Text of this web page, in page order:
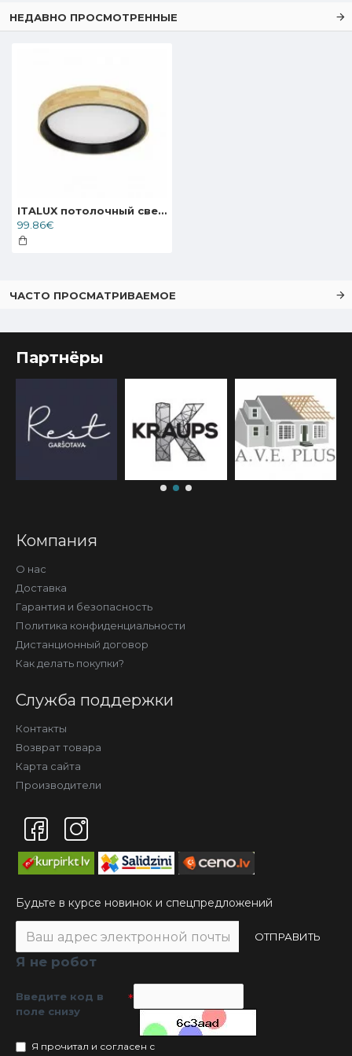
НЕДАВНО ПРОСМОТРЕННЫЕ
ITALUX потолочный светильник LED, 25W, 4000K, 2500lm, Campelo PLF-4350-25W-WD-BK-4K
99.86€
ЧАСТО ПРОСМАТРИВАЕМОЕ
Партнёры
Компания
О нас
Доставка
Гарантия и безопасность
Политика конфиденциальности
Дистанционный договор
Как делать покупки?
Служба поддержки
Контакты
Возврат товара
Карта сайта
Производители
Будьте в курсе новинок и спецпредложений
ОТПРАВИТЬ
Я не робот
Введите код в
поле снизу
Я прочитал и согласен с